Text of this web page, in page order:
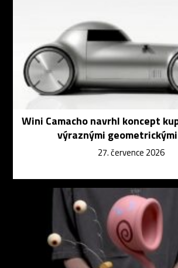
Wini Camacho navrhl koncept
výraznými
27. července 2026